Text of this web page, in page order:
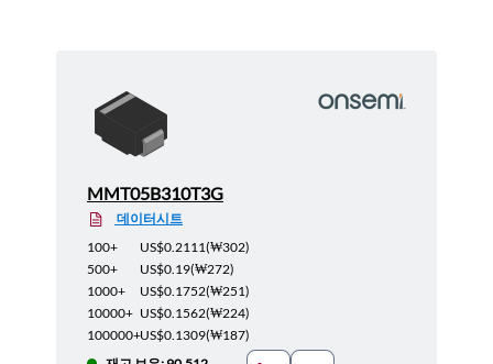
MMT05B310T3G
데이터시트
100+
US$0.2111(₩302)
500+
US$0.19(₩272)
1000+
US$0.1752(₩251)
10000+ US$0.1562(₩224)
100000+US$0.1309(₩187)